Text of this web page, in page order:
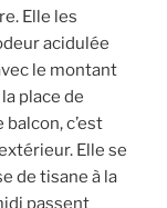
Elle les
acidulée
le montant
place de
c’est
Elle se
de tisane à la
passent